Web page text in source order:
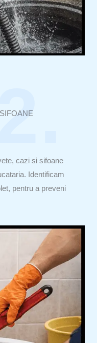
cazi si sifoane
Identificam
pentru a preveni